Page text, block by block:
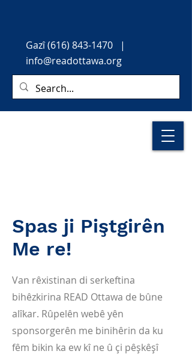
Gazî(616) 843-1470 |
info@readottawa.org
Spas ji Piştgirên
Me re!
Van rêxistinan di serkeftina
bihêzkirina READ Ottawa de bûne
alîkar. Rûpelên webê yên
sponsorgerên me binihêrin da ku
fêm bikin ka ew kî ne û çi pêşkêşî